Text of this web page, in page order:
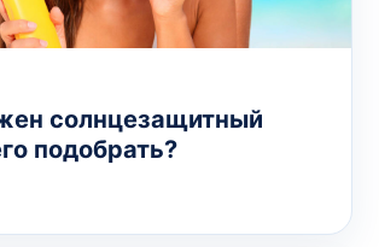
солнцезащитный
подобрать?